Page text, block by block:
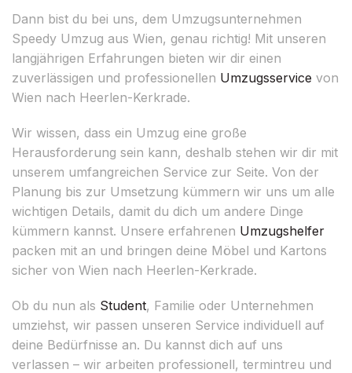
Dann bist du bei uns, dem Umzugsunternehmen
Speedy Umzug aus Wien, genau richtig! Mit unseren
langjährigen Erfahrungen bieten wir dir einen
zuverlässigen und professionellen Umzugsservice von
Wien nach Heerlen-Kerkrade.
Wir wissen, dass ein Umzug eine große
Herausforderung sein kann, deshalb stehen wir dir mit
unserem umfangreichen Service zur Seite. Von der
Planung bis zur Umsetzung kümmern wir uns um alle
wichtigen Details, damit du dich um andere Dinge
kümmern kannst. Unsere erfahrenen Umzugshelfer
packen mit an und bringen deine Möbel und Kartons
sicher von Wien nach Heerlen-Kerkrade.
Ob du nun als Student, Familie oder Unternehmen
umziehst, wir passen unseren Service individuell auf
deine Bedürfnisse an. Du kannst dich auf uns
verlassen – wir arbeiten professionell, termintreu und